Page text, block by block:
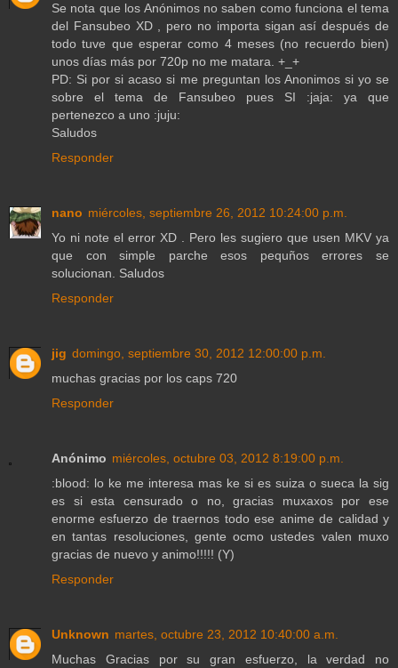
Se nota que los Anónimos no saben como funciona el tema
del Fansubeo XD , pero no importa sigan así después de
todo tuve que esperar como 4 meses (no recuerdo bien)
unos días más por 720p no me matara. +_+
PD: Si por si acaso si me preguntan los Anonimos si yo se
sobre el tema de Fansubeo pues SI :jaja: ya que
pertenezco a uno :juju:
Saludos
Responder
nano miércoles, septiembre 26, 2012 10:24:00 p.m.
Yo ni note el error XD . Pero les sugiero que usen MKV ya
que con simple parche esos pequños errores se
solucionan. Saludos
Responder
jig domingo, septiembre 30, 2012 12:00:00 p.m.
muchas gracias por los caps 720
Responder
Anónimo miércoles, octubre 03, 2012 8:19:00 p.m.
:blood: lo ke me interesa mas ke si es suiza o sueca la sig
es si esta censurado o no, gracias muxaxos por ese
enorme esfuerzo de traernos todo ese anime de calidad y
en tantas resoluciones, gente ocmo ustedes valen muxo
gracias de nuevo y animo!!!!! (Y)
Responder
Unknown martes, octubre 23, 2012 10:40:00 a.m.
Muchas Gracias por su gran esfuerzo, la verdad no